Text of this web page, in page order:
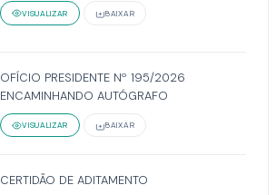
VISUALIZAR BAIXAR
OFÍCIO PRESIDENTE Nº 195/2026
ENCAMINHANDO AUTÓGRAFO
VISUALIZAR BAIXAR
CERTIDÃO DE ADITAMENTO